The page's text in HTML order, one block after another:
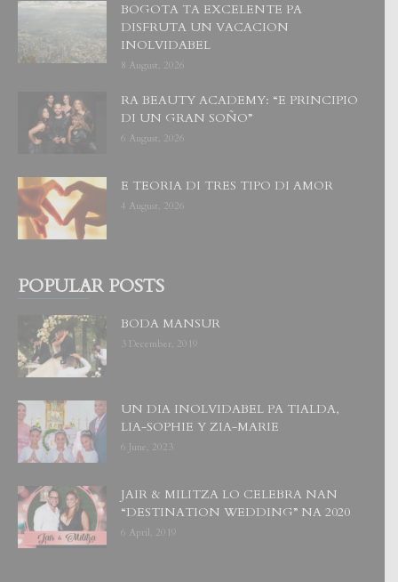
BOGOTA TA EXCELENTE PA
DISFRUTA UN VACACION
INOLVIDABEL
8 August, 2026
RA BEAUTY ACADEMY: “E PRINCIPIO
DI UN GRAN SOÑO”
6 August, 2026
E TEORIA DI TRES TIPO DI AMOR
4 August, 2026
POPULAR POSTS
BODA MANSUR
3 December, 2019
UN DIA INOLVIDABEL PA TIALDA,
LIA-SOPHIE Y ZIA-MARIE
6 June, 2023
JAIR & MILITZA LO CELEBRA NAN
“DESTINATION WEDDING” NA 2020
6 April, 2019